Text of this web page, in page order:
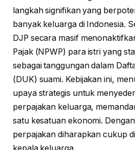
langkah signifikan yang
banyak keluarga di Indonesia.
DJP secara masif
Pajak (NPWP) para istri yang
sebagai tanggungan dalam
(DUK) suami. Kebijakan ini,
upaya strategis untuk
perpajakan keluarga,
satu kesatuan ekonomi.
perpajakan diharapkan cukup